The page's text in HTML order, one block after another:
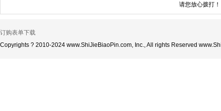
请您放心拨打！
订购表单下载
Copyrights ? 2010-2024 www.ShiJieBiaoPin.com, Inc., All rights Reserved